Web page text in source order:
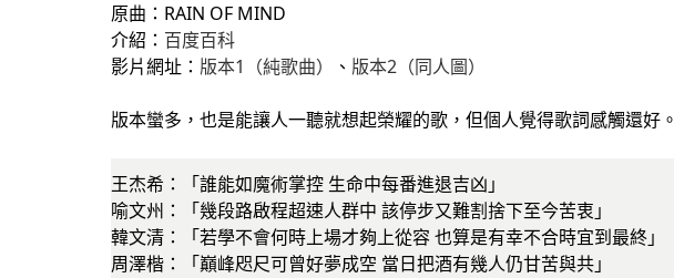
原曲：RAIN OF MIND
介紹： 百度百科
影片網址： 版本1（純歌曲） 、 版本2（同人圖）
版本蠻多，也是能讓人一聽就想起榮耀的歌，但個人覺得歌詞感觸還好。
王杰希：「誰能如魔術掌控 生命中每番進退吉凶」
喻文州：「幾段路啟程超速人群中 該停步又難割捨下至今苦衷」
韓文清：「若學不會何時上場才夠上從容 也算是有幸不合時宜到最終」
周澤楷：「巔峰咫尺可曾好夢成空 當日把酒有幾人仍甘苦與共」